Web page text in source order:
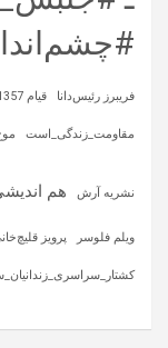
فریبرز رئیس‌دانا قیام 1357
مقاومت_زندگی_است
نشریه آرش هم
ویلم فلوسر پرویز